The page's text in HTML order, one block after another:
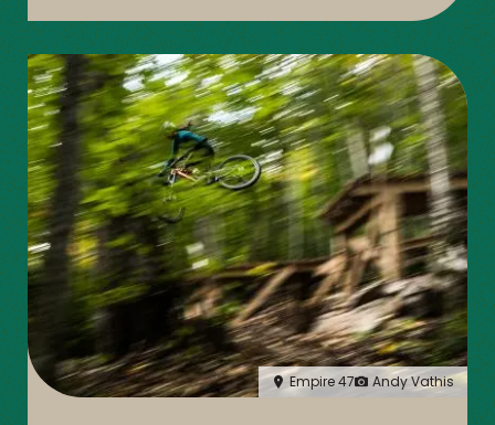
Empire 47 Andy Vathis